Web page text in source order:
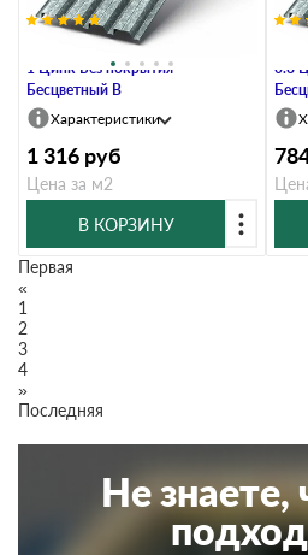
Профлист Металл Профиль Н60
1 Цинк Без покрытия
Бесцветный B
Характеристики
1 316 руб
Цена за м2
В КОРЗИНУ
0.8
Первая
«
1
2
3
4
»
Последняя
Не знаете,